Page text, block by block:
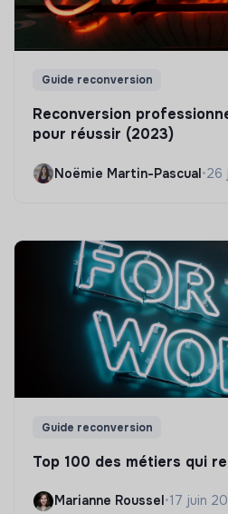
Guide reconversion
Reconversion
pour réussir (2023)
Noëmie Martin-Pascual•26
Guide reconversion
Top 100 des métiers qui
Marianne Roussel •17 juin